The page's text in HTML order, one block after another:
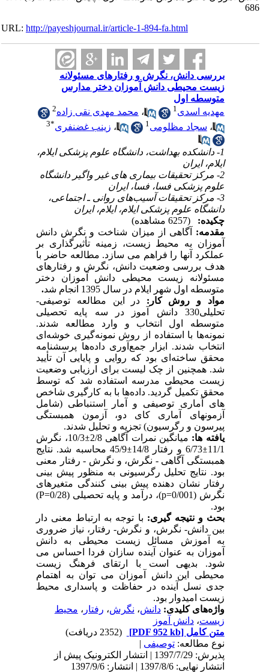
686
URL:http://payeshjournal.ir/article-1-894-fa.html
بررسی دانش، نگرش و رفتارهای مسئولانه
زیست محیطی دانش آموزان دختر مدارس
متوسطه اول
مهدیه اسدی1 ،محمد مهدی نقی زاده2
،سجاد مظلومی ،زینب غضنفری 3
1- دانشکده بهداشت، دانشگاه علوم پزشکی ایلام،
ایلام، ایران
2- مرکز تحقیقات بیماری های غیر واگیر دانشگاه
علوم پزشکی فسا، فسا، ایران
3- مرکز تحقیقات آسیب‌های روانی ـ اجتماعی،
دانشگاه علوم پزشکی ایلام، ایلام، ایران
چکیده:
مقدمه: آگاهی از میزان شناخت و نگرش دانش
آموزان به
محیط زیست، زمینه تأثیرگذاری بر
عملکرد آنها را فراهم می سازد. مطالعه حاضر با
هدف بررسی وضعیت دانش، نگرش و رفتارهای
مسئولانه زیست محیطی دانش آموزان دختر
متوسطه اول شهر ایلام در سال 1395
انجام شد.
مواد و روش کار:
در این مطالعه توصیفی-
تحلیلی330 دانش آموز در سه پایه تحصیلی
متوسطه اول انتخاب و وارد مطالعه شدند.
نمونه‌ها با استفاده از روش نمونه‌گیری خوشه‌ای
انتخاب شدند. ابزار جمع‌آوری داده‌ها پرسشنامه
محقق ساخته‌ای بود که روایی و پایایی آن تأیید
شد. همچنین از چک لیست برای ارزیابی وضعیت
زیست محیطی مدرسه استفاده شد که توسط
محقق تکمیل گردید. داده‌ها با به کارگیری شاخص
‌های آماری توصیفی و آمار استنباطی (شامل
آزمون­های آماری کای دو، آزمون همبستگی
پیرسون و رگرسیون) تجزیه و تحلیل شدند.
یافته ها: میانگین نمرات آگاهی 2/8 ±
10/3، نگرش
11/1
±6/73 و رفتار 14/8 ±
45/9 محاسبه شد. نتایج
همبستگی آگاهی - نگرش، و نگرش - رفتار معنی
بود. نتایج تحلیل رگرسیونی به منظور پیش بینی
رفتار نشان دهنده پیش بینی کنندگی متغیرهای
نگرش (
0/001
=p) ، درآمدو پایه تحصیلی (0/28 P=
)
بود.
بحث و نتیجه گیری: با توجه به ارتباط معنی دار
بین دانش- نگرش، و نگرش- رفتار، نیاز ضروری
به آموزش مسائل زیست محیطی به دانش
آموزان به عنوان آینده سازان فردا احساس می
شود. بدیهی است با ارتقای فرهنگ زیست
محیطی این دانش آموزان می توان به اهتمام
جدی نسل آینده در حفاظت و پاسداری محیط
زیست امیدوار بود.
واژه‌های کلیدی:دانش،نگرش،رفتار، محیط
زیست،دانش آموز
متن کامل[PDF 952 kb]
نوع مطالعه:توصیفی|
پذیرش: 1397/7/29 | انتشار الکترونیک پیش از
انتشار نهایی: 1397/8/6 | انتشار: 1397/9/6